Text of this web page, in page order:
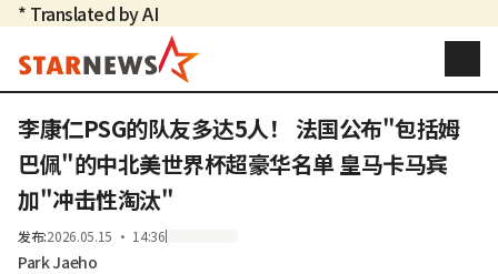
* Translated by AI
李康仁PSG的队友多达5人！ 法国公布"包括姆
巴佩"的中北美世界杯超豪华名单 皇马卡马宾
加"冲击性淘汰"
发布:2026.05.15 ・ 14:36
Park Jaeho